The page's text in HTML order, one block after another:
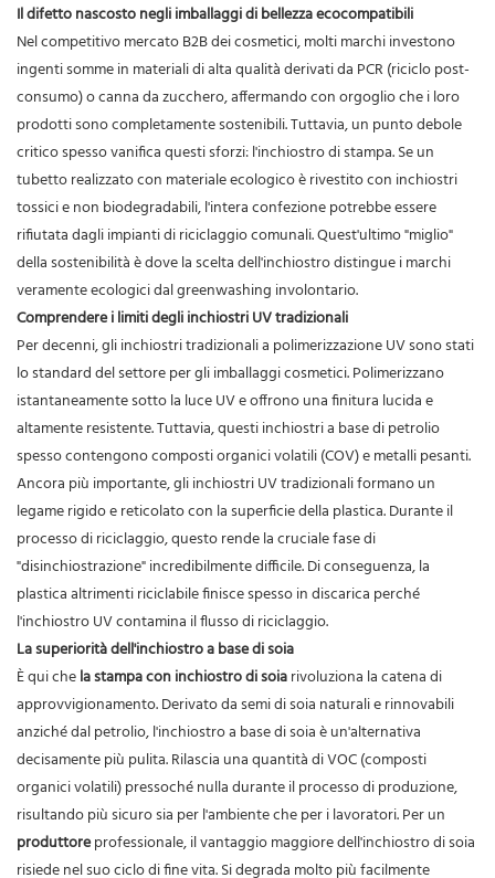
Il difetto nascosto negli imballaggi di bellezza ecocompatibili
Nel competitivo mercato B2B dei cosmetici, molti marchi investono
ingenti somme in materiali di alta qualità derivati ​​da PCR (riciclo post-
consumo) o canna da zucchero, affermando con orgoglio che i loro
prodotti sono completamente sostenibili. Tuttavia, un punto debole
critico spesso vanifica questi sforzi: l'inchiostro di stampa. Se un
tubetto realizzato con materiale ecologico è rivestito con inchiostri
tossici e non biodegradabili, l'intera confezione potrebbe essere
rifiutata dagli impianti di riciclaggio comunali. Quest'ultimo "miglio"
della sostenibilità è dove la scelta dell'inchiostro distingue i marchi
veramente ecologici dal greenwashing involontario.
Comprendere i limiti degli inchiostri UV tradizionali
Per decenni, gli inchiostri tradizionali a polimerizzazione UV sono stati
lo standard del settore per gli imballaggi cosmetici. Polimerizzano
istantaneamente sotto la luce UV e offrono una finitura lucida e
altamente resistente. Tuttavia, questi inchiostri a base di petrolio
spesso contengono composti organici volatili (COV) e metalli pesanti.
Ancora più importante, gli inchiostri UV tradizionali formano un
legame rigido e reticolato con la superficie della plastica. Durante il
processo di riciclaggio, questo rende la cruciale fase di
"disinchiostrazione" incredibilmente difficile. Di conseguenza, la
plastica altrimenti riciclabile finisce spesso in discarica perché
l'inchiostro UV contamina il flusso di riciclaggio.
La superiorità dell'inchiostro a base di soia
È qui chela stampa con inchiostro di soiarivoluziona la catena di
approvvigionamento. Derivato da semi di soia naturali e rinnovabili
anziché dal petrolio, l'inchiostro a base di soia è un'alternativa
decisamente più pulita. Rilascia una quantità di VOC (composti
organici volatili) pressoché nulla durante il processo di produzione,
risultando più sicuro sia per l'ambiente che per i lavoratori. Per un
produttoreprofessionale, il vantaggio maggiore dell'inchiostro di soia
risiede nel suo ciclo di fine vita. Si degrada molto più facilmente